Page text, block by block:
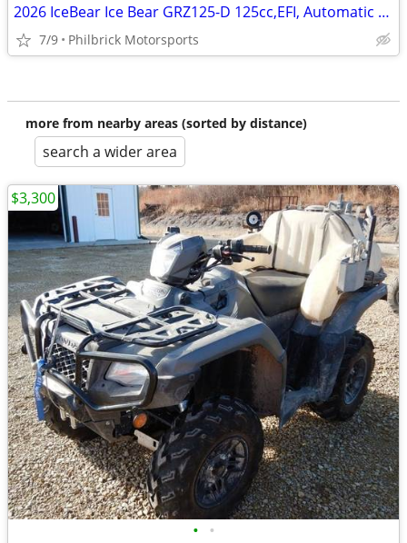
2026 IceBear Ice Bear GRZ125-D 125cc,EFI, Automatic Will Trade
7/9 Philbrick Motorsports
more from nearby areas (sorted by distance)
search a wider area
• •
$3,300